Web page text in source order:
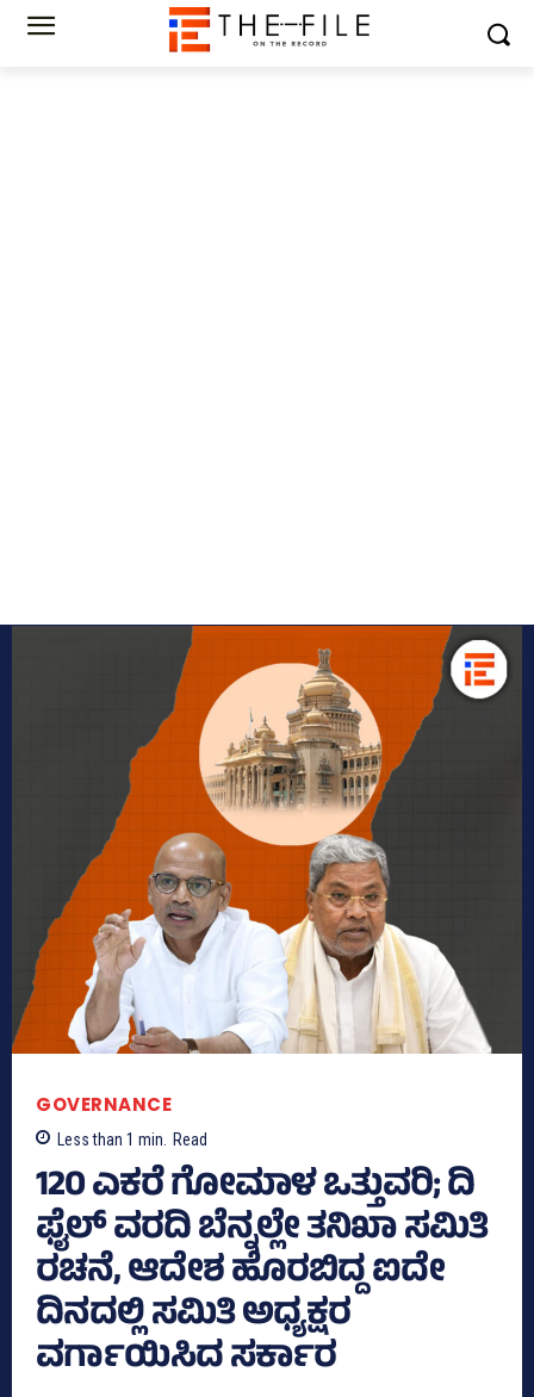
GOVERNANCE
Less than 1 min. Read
120 ಎಕರೆ ಗೋಮಾಳ ಒತ್ತುವರಿ; ದಿ
ಫೈಲ್ ವರದಿ ಬೆನ್ನಲ್ಲೇ ತನಿಖಾ ಸಮಿತಿ
ರಚನೆ, ಆದೇಶ ಹೊರಬಿದ್ದ ಐದೇ
ದಿನದಲ್ಲಿ ಸಮಿತಿ ಅಧ್ಯಕ್ಷರ
ವರ್ಗಾಯಿಸಿದ ಸರ್ಕಾರ